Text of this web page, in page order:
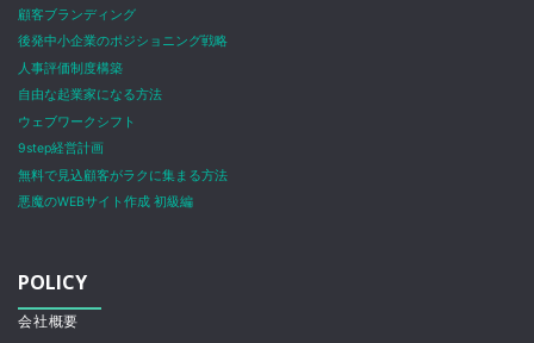
顧客ブランディング
後発中小企業のポジショニング戦略
人事評価制度構築
自由な起業家になる方法
ウェブワークシフト
9step経営計画
無料で見込顧客がラクに集まる方法
悪魔のWEBサイト作成 初級編
POLICY
会社概要